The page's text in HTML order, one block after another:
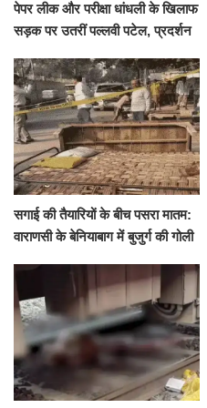
पेपर लीक और परीक्षा धांधली के खिलाफ
सड़क पर उतरीं पल्लवी पटेल, प्रदर्शन
सगाई की तैयारियों के बीच पसरा मातम:
वाराणसी के बेनियाबाग में बुजुर्ग की गोली